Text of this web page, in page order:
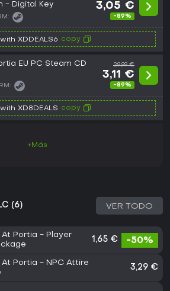
- Digital Key
3,05 €
-89%
XDDEALS6 copy
EU PC Steam CD
29,99 €
3,11 €
-89%
XD8DEALS copy
+Más
(6) VER TODO
At Portia - Player
1,65 € -50%
At Portia - NPC Attire
3,29 €